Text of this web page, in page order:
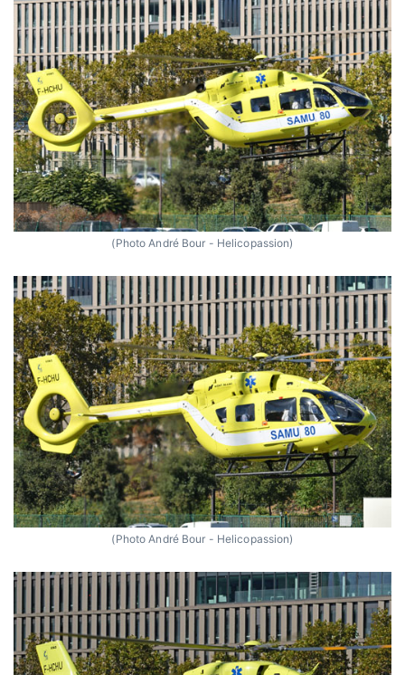
(Photo André Bour - Helicopassion)
(Photo André Bour - Helicopassion)